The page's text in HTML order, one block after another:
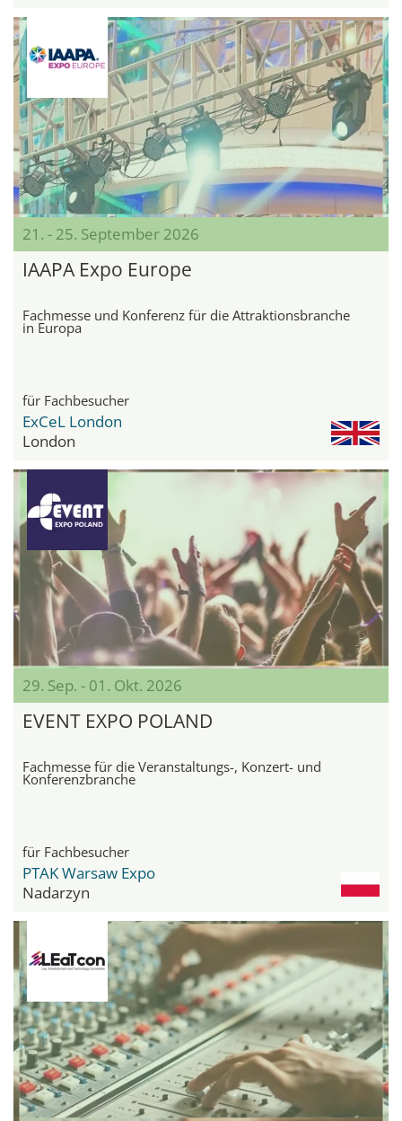
21. - 25. September 2026
IAAPA Expo Europe
Fachmesse und Konferenz für die Attraktionsbranche
in Europa
für Fachbesucher
ExCeL London
London
29. Sep. - 01. Okt. 2026
EVENT EXPO POLAND
Fachmesse für die Veranstaltungs-, Konzert- und
Konferenzbranche
für Fachbesucher
PTAK Warsaw Expo
Nadarzyn